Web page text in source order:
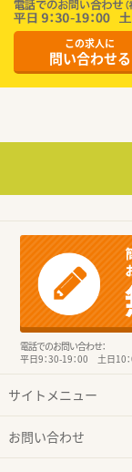
この求人に
問い合わせる
電話でのお問い合わせ：
平日9：30-19：00 土日10
サイトメニュー
お問い合わせ